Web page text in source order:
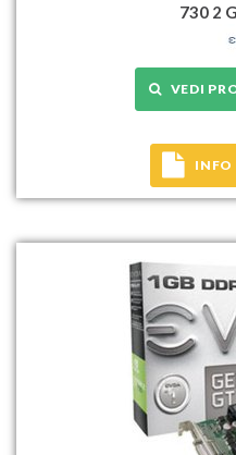
730 2
VEDI
INFO